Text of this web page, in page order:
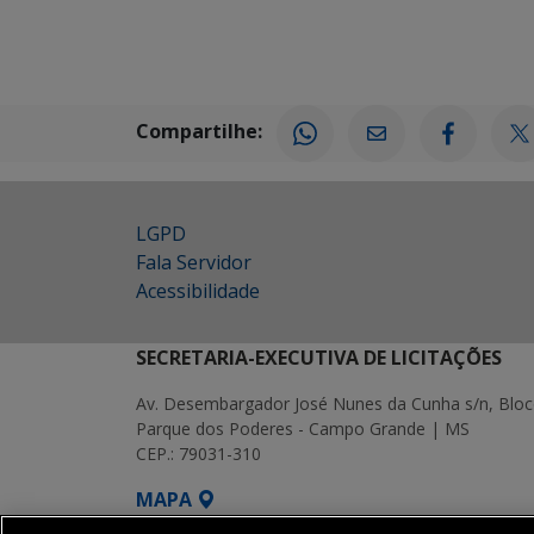
Compartilhe:
LGPD
Fala Servidor
Acessibilidade
SECRETARIA-EXECUTIVA DE LICITAÇÕES
Av. Desembargador José Nunes da Cunha s/n,
Parque dos Poderes - Campo Grande | MS
CEP.: 79031-310
MAPA